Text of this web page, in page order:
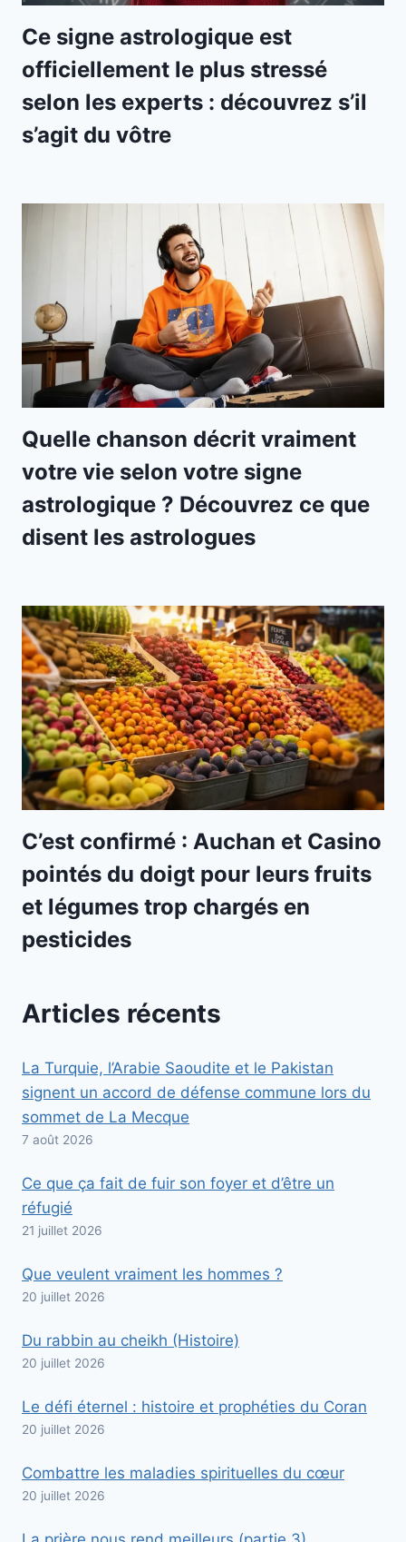
Ce signe astrologique est
officiellement le plus stressé
selon les experts : découvrez s’il
s’agit du vôtre
Quelle chanson décrit vraiment
votre vie selon votre signe
astrologique ? Découvrez ce que
disent les astrologues
C’est confirmé : Auchan et Casino
pointés du doigt pour leurs fruits
et légumes trop chargés en
pesticides
Articles récents
La Turquie, l’Arabie Saoudite et le Pakistan
signent un accord de défense commune lors du
sommet de La Mecque
7 août 2026
Ce que ça fait de fuir son foyer et d’être un
réfugié
21 juillet 2026
Que veulent vraiment les hommes ?
20 juillet 2026
Du rabbin au cheikh (Histoire)
20 juillet 2026
Le défi éternel : histoire et prophéties du Coran
20 juillet 2026
Combattre les maladies spirituelles du cœur
20 juillet 2026